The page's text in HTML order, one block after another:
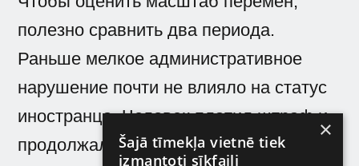
полезно сравнить два периода.
Раньше мелкое административное
нарушение почти не влияло на статус
иностранца. Человек платил штраф и
продолжал жить спокойно, не думая о
×
Šajā tīmekļa vietnē tiek
izmantoti sīkfaili